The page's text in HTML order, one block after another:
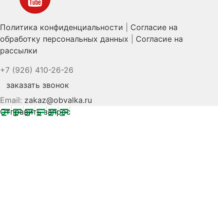
Политика конфиденциальности
Согласие на
обработку персональных данных
Согласие на
рассылки
+7 (926) 410-26-26
заказать звонок
Email: zakaz@obvalka.ru
Отправить запрос